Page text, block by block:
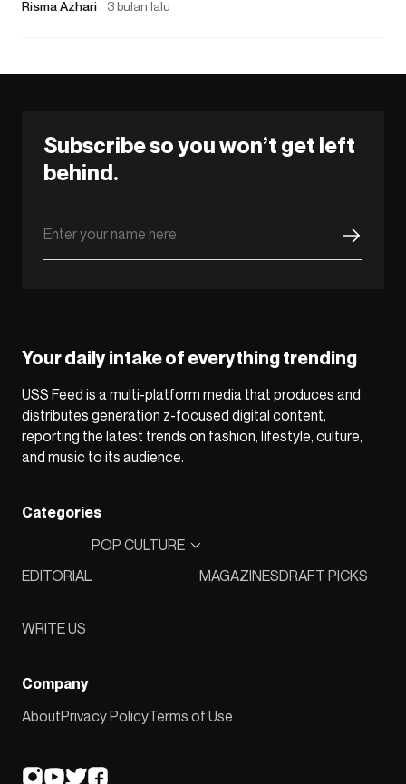
Risma Azhari 3 bulan lalu
Subscribe so you won’t get left
behind.
Your daily intake of everything trending
USS Feed is a multi-platform media that produces and
distributes generation z-focused digital content,
reporting the latest trends on fashion, lifestyle, culture,
and music to its audience.
Categories
EDITORIAL
POP CULTURE
MAGAZINESDRAFT PICKS
WRITE US
Company
AboutPrivacy PolicyTerms of Use